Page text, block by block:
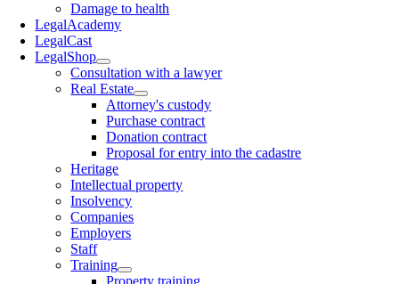
Damage to health
LegalAcademy
LegalCast
LegalShop
Consultation with a lawyer
Real Estate
Attorney's custody
Purchase contract
Donation contract
Proposal for entry into the cadastre
Heritage
Intellectual property
Insolvency
Companies
Employers
Staff
Training
Property training